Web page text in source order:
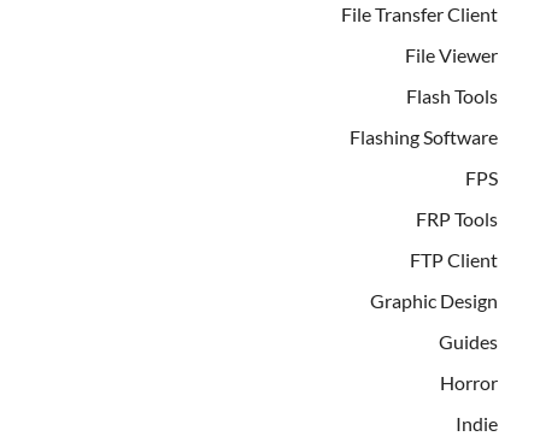
File Transfer Client
File Viewer
Flash Tools
Flashing Software
FPS
FRP Tools
FTP Client
Graphic Design
Guides
Horror
Indie